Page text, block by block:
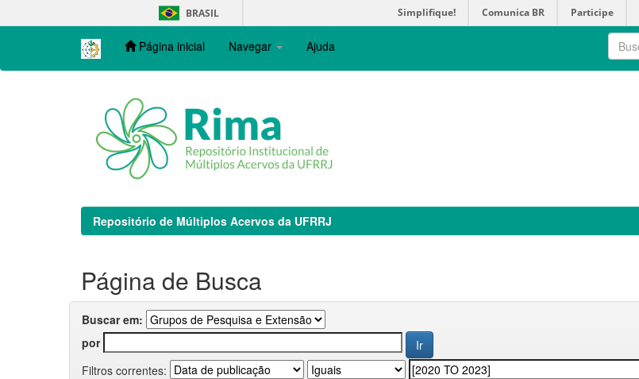
navigation
BRASIL Simplifique! Comunica BR Participe
Página inicial Navegar Ajuda
Repositório de Múltiplos Acervos da UFRRJ
Página de Busca
Buscar em:
por
Filtros correntes: